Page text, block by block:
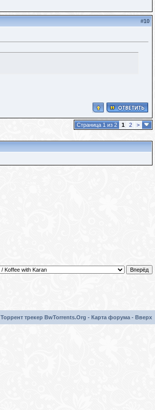
#10
Страница 1 из 2 1 2 >
Торрент трекер BwTorrents.Org - Карта форума - Вверх